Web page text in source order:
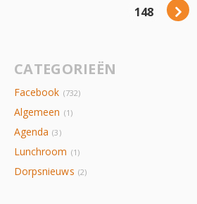
148
CATEGORIEËN
Facebook (732)
Algemeen (1)
Agenda (3)
Lunchroom (1)
Dorpsnieuws (2)